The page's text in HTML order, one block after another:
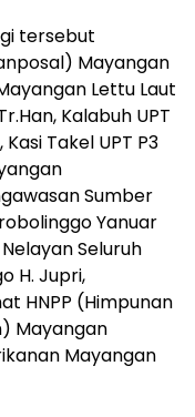
tersebut
Mayangan
Lettu Laut
Kalabuh UPT
Takel UPT P3
Sumber
Yanuar
Seluruh
H. Jupri,
HNPP (Himpunan
Mayangan
Mayangan